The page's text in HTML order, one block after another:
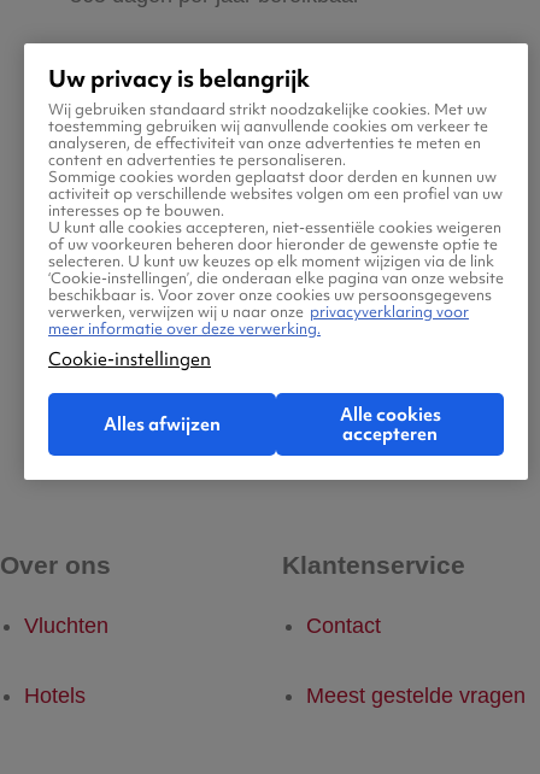
Zeker van veilig boeken en betalen
Boek ook direct een hotel of huurauto via
Vliegtickets.be
Gratis tips, reisadvies en speciale
aanbiedingen voor vliegtickets naar Twente
Jouw zoektocht naar vliegtickets moet
makkelijk én leuk zijn. Daarom helpen wij jou
maar al te graag met de reis naar Twente! Ben
jij klaar om jouw tickets te zoeken en boeken?
Over ons
Vluchten
Hotels
Klantenservice
Contact
Meest gestelde vragen
Uw privacy is belangrijk
Wij gebruiken standaard strikt noodzakelijke cookies. Met uw
toestemming gebruiken wij aanvullende cookies om verkeer te
analyseren, de effectiviteit van onze advertenties te meten en
content en advertenties te personaliseren.
Sommige cookies worden geplaatst door derden en kunnen uw
activiteit op verschillende websites volgen om een profiel van uw
interesses op te bouwen.
U kunt alle cookies accepteren, niet-essentiële cookies weigeren
of uw voorkeuren beheren door hieronder de gewenste optie te
selecteren. U kunt uw keuzes op elk moment wijzigen via de link
‘Cookie-instellingen’, die onderaan elke pagina van onze website
beschikbaar is. Voor zover onze cookies uw persoonsgegevens
verwerken, verwijzen wij u naar onze privacyverklaring voor
meer informatie over deze verwerking.
Cookie-instellingen
Alles afwijzen
Alle cookies
accepteren